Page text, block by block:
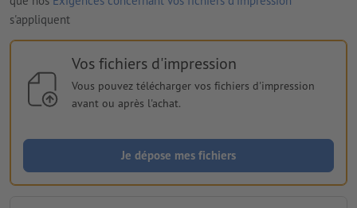
s'appliquent
Vos fichiers d'impression
Vous pouvez télécharger vos fichiers d'impression
avant ou après l'achat.
Je dépose mes fichiers